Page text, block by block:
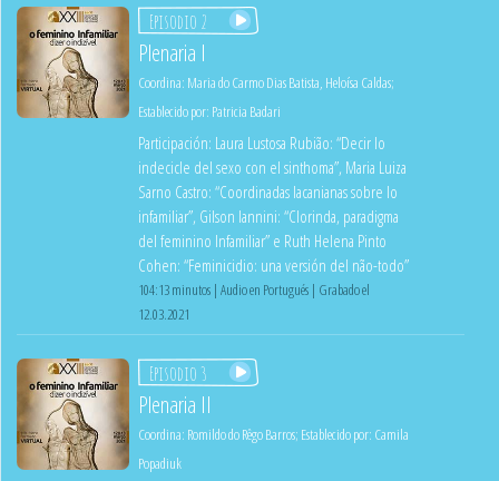
Episodio 2
Plenaria I
Coordina: Maria do Carmo Dias Batista Heloísa Caldas;
Establecido por: Patricia Badari
Participación: Laura Lustosa Rubião: “Decir lo
indecicle del sexo con el sinthoma”, Maria Luiza
Sarno Castro: “Coordinadas lacanianas sobre lo
infamiliar”, Gilson Iannini: “Clorinda, paradigma
del feminino Infamiliar” e Ruth Helena Pinto
Cohen: “Feminicidio: una versión del não-todo”
104:13 minutos | Audio en Portugués | Grabado el
12.03.2021
Episodio 3
Plenaria II
Coordina: Romildo do Rêgo Barros; Establecido por: Camila
Popadiuk